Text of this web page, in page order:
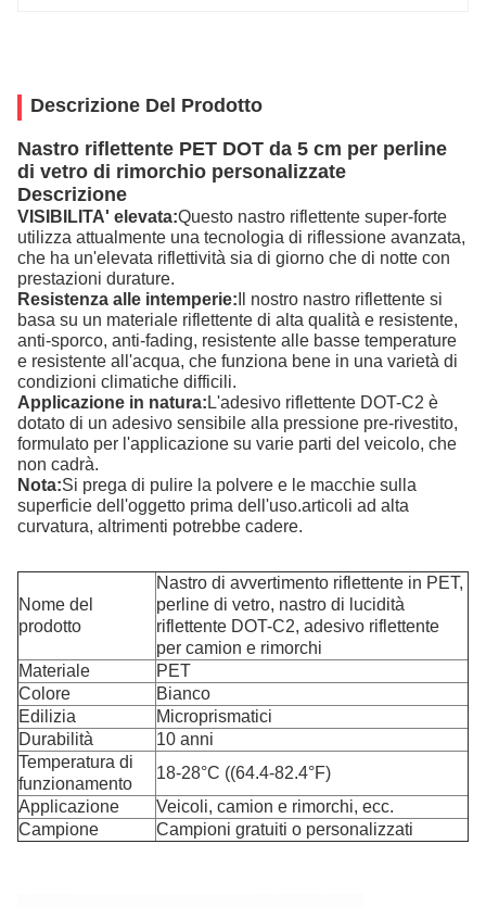
Descrizione Del Prodotto
Nastro riflettente PET DOT da 5 cm per perline
di vetro di rimorchio personalizzate
Descrizione
VISIBILITA' elevata:Questo nastro riflettente super-forte
utilizza attualmente una tecnologia di riflessione avanzata,
che ha un'elevata riflettività sia di giorno che di notte con
prestazioni durature.
Resistenza alle intemperie: Il nostro nastro riflettente si
basa su un materiale riflettente di alta qualità e resistente,
anti-sporco, anti-fading, resistente alle basse temperature
e resistente all'acqua, che funziona bene in una varietà di
condizioni climatiche difficili.
Applicazione in natura: L'adesivo riflettente DOT-C2 è
dotato di un adesivo sensibile alla pressione pre-rivestito,
formulato per l'applicazione su varie parti del veicolo, che
non cadrà.
Nota:Si prega di pulire la polvere e le macchie sulla
superficie dell'oggetto prima dell'uso.articoli ad alta
curvatura, altrimenti potrebbe cadere.
Nome del
prodotto
Nastro di avvertimento riflettente in PET,
perline di vetro, nastro di lucidità
riflettente DOT-C2, adesivo riflettente
per camion e rimorchi
Materiale
PET
Colore
Bianco
Edilizia
Microprismatici
Durabilità
10 anni
Temperatura di
funzionamento
18-28°C ((64.4-82.4°F)
Applicazione
Veicoli, camion e rimorchi, ecc.
Campione
Campioni gratuiti o personalizzati